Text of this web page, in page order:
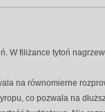
W filiżance tytoń
na równomierne
co pozwala na